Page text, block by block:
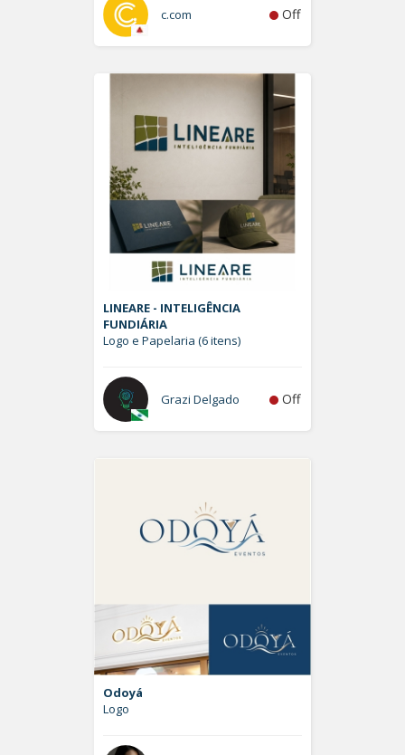
c.com Off
LINEARE - INTELIGÊNCIA
FUNDIÁRIA
Logo e Papelaria (6 itens)
Grazi Delgado Off
Odoyá
Logo